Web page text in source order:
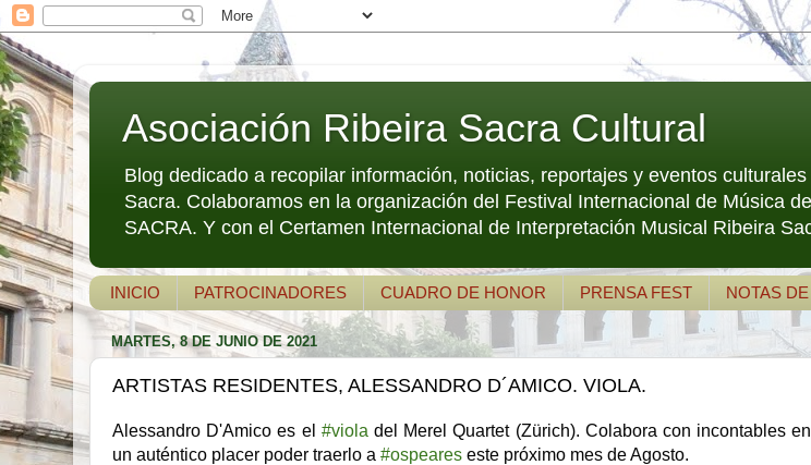
Asociación Ribeira Sacra Cultural
Blog dedicado a recopilar información, noticias, reportajes y eventos
Sacra. Colaboramos en la organización del Festival Internacional de Música
SACRA. Y con el Certamen Internacional de Interpretación Musical Ribeira
INICIO PATROCINADORES CUADRO DE HONOR PRENSA FEST NOTAS
MARTES, 8 DE JUNIO DE 2021
ARTISTAS RESIDENTES, ALESSANDRO D´AMICO. VIOLA.
Alessandro D'Amico es el #viola del Merel Quartet (Zürich). Colabora con incontables
un auténtico placer poder traerlo a #ospeares este próximo mes de Agosto.